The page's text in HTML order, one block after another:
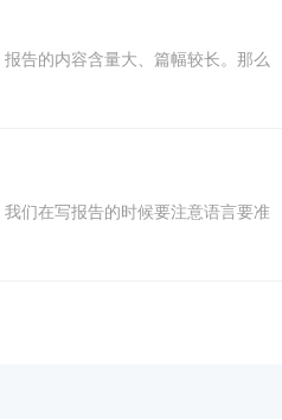
告的内容含量大、篇幅较长。那么
们在写报告的时候要注意语言要准